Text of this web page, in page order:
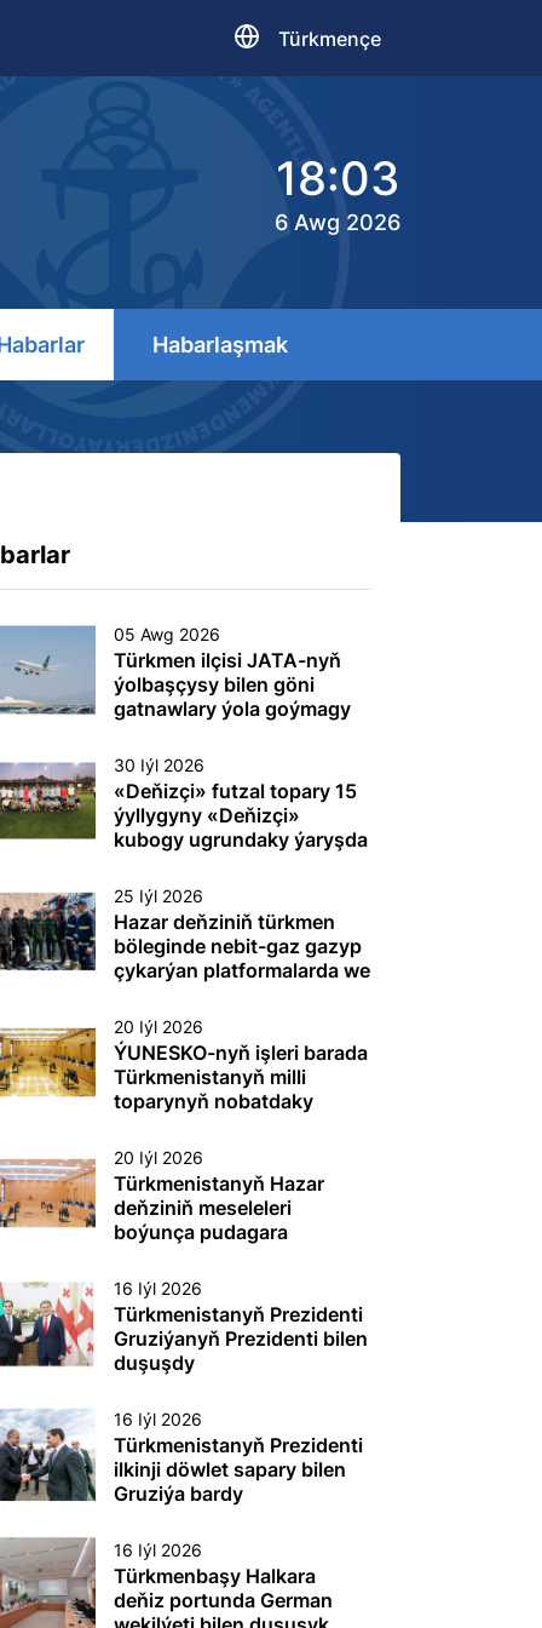
Türkmençe
18:03
6 Awg 2026
Habarlaşmak
05 Awg 2026
Türkmen ilçisi JATA-nyň
ýolbaşçysy bilen göni
gatnawlary ýola goýmagy
30 Iýl 2026
«Deňizçi» futzal topary 15
ýyllygyny «Deňizçi»
kubogy ugrundaky ýaryşda
dabaralandyrdy
25 Iýl 2026
Hazar deňziniň türkmen
böleginde nebit-gaz gazyp
çykarýan platformalarda we
desgalarda (gurluşlarda)
tehnogen heläkçilikleriň
öňüni almak we olary ýok
etmek boýunça
toplumlaýyn türgenleşik
20 Iýl 2026
ÝUNESKO-nyň işleri barada
Türkmenistanyň milli
toparynyň nobatdaky
20 Iýl 2026
Türkmenistanyň Hazar
deňziniň meseleleri
boýunça pudagara
mejlisi geçirildi
16 Iýl 2026
Türkmenistanyň Prezidenti
Gruziýanyň Prezidenti bilen
duşuşdy
16 Iýl 2026
Türkmenistanyň Prezidenti
ilkinji döwlet sapary bilen
Gruziýa bardy
16 Iýl 2026
Türkmenbaşy Halkara
deňiz portunda German